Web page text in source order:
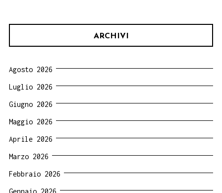
ARCHIVI
Agosto 2026
Luglio 2026
Giugno 2026
Maggio 2026
Aprile 2026
Marzo 2026
Febbraio 2026